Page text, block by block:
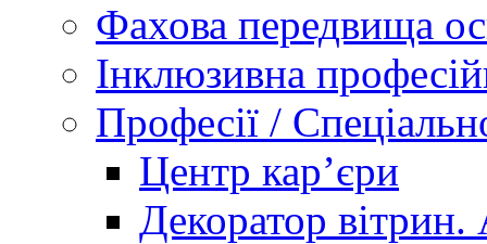
Фахова передвища
Інклюзивна
Професії /
Центр кар’єри
Декоратор вітрин.